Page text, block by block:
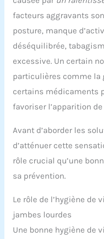
facteurs aggravants
posture, manque
déséquilibrée,
excessive. Un certain
particulières comme la
certains médicaments
favoriser l’apparition
Avant d’aborder les
d’atténuer cette
rôle crucial qu’une
sa prévention.
Le rôle de l’hygiène de
jambes lourdes
Une bonne hygiène de